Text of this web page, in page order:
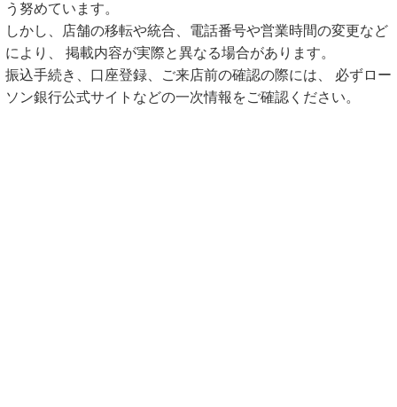
う努めています。
しかし、店舗の移転や統合、電話番号や営業時間の変更など
により、 掲載内容が実際と異なる場合があります。
振込手続き、口座登録、ご来店前の確認の際には、 必ずロー
ソン銀行公式サイトなどの一次情報をご確認ください。